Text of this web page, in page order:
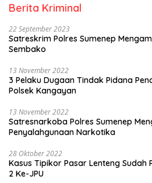
Berita Kriminal
22 September 2023
Satreskrim Polres Sumenep
Sembako
13 November 2022
3 Pelaku Dugaan Tindak Pidana
Polsek Kangayan
13 November 2022
Satresnarkoba Polres Sumenep
Penyalahgunaan Narkotika
28 Oktober 2022
Kasus Tipikor Pasar Lenteng Sudah
2 Ke-JPU